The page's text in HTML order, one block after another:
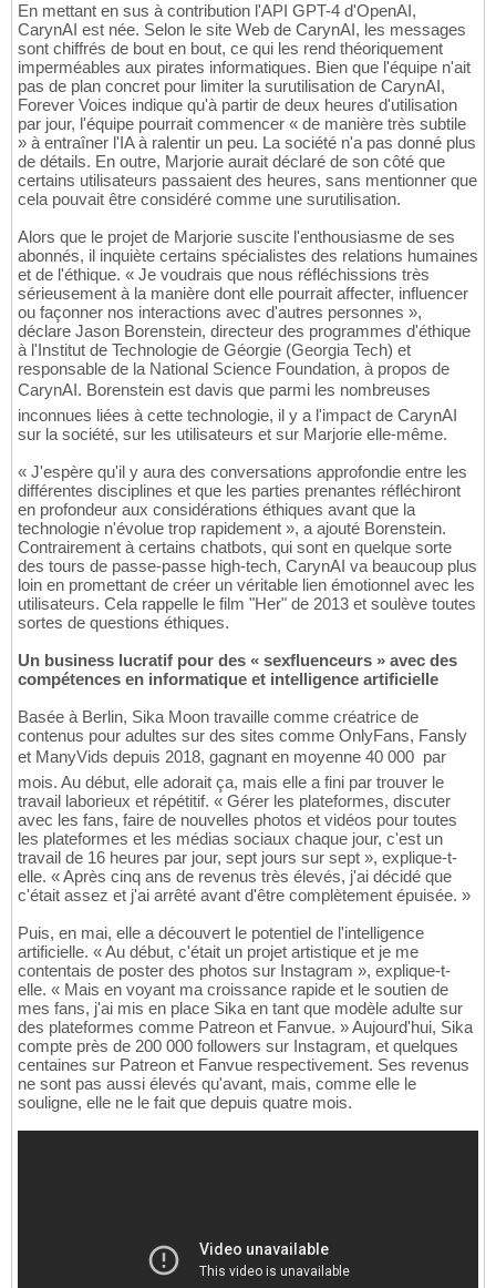
En mettant en sus à contribution l'API GPT-4 d'OpenAI,
CarynAI est née. Selon le site Web de CarynAI, les messages
sont chiffrés de bout en bout, ce qui les rend théoriquement
imperméables aux pirates informatiques. Bien que l'équipe n'ait
pas de plan concret pour limiter la surutilisation de CarynAI,
Forever Voices indique qu'à partir de deux heures d'utilisation
par jour, l'équipe pourrait commencer « de manière très subtile
» à entraîner l'IA à ralentir un peu. La société n'a pas donné plus
de détails. En outre, Marjorie aurait déclaré de son côté que
certains utilisateurs passaient des heures, sans mentionner que
cela pouvait être considéré comme une surutilisation.
Alors que le projet de Marjorie suscite l'enthousiasme de ses
abonnés, il inquiète certains spécialistes des relations humaines
et de l'éthique. « Je voudrais que nous réfléchissions très
sérieusement à la manière dont elle pourrait affecter, influencer
ou façonner nos interactions avec d'autres personnes »,
déclare Jason Borenstein, directeur des programmes d'éthique
à l'Institut de Technologie de Géorgie (Georgia Tech) et
responsable de la National Science Foundation, à propos de
CarynAI. Borenstein est davis que parmi les nombreuses
inconnues liées à cette technologie, il y a l'impact de CarynAI
sur la société, sur les utilisateurs et sur Marjorie elle-même.
« J'espère qu'il y aura des conversations approfondie entre les
différentes disciplines et que les parties prenantes réfléchiront
en profondeur aux considérations éthiques avant que la
technologie n'évolue trop rapidement », a ajouté Borenstein.
Contrairement à certains chatbots, qui sont en quelque sorte
des tours de passe-passe high-tech, CarynAI va beaucoup plus
loin en promettant de créer un véritable lien émotionnel avec les
utilisateurs. Cela rappelle le film "Her" de 2013 et soulève toutes
sortes de questions éthiques.
Un business lucratif pour des « sexfluenceurs » avec des
compétences en informatique et intelligence artificielle
Basée à Berlin, Sika Moon travaille comme créatrice de
contenus pour adultes sur des sites comme OnlyFans, Fansly
et ManyVids depuis 2018, gagnant en moyenne 40 000  par
mois. Au début, elle adorait ça, mais elle a fini par trouver le
travail laborieux et répétitif. « Gérer les plateformes, discuter
avec les fans, faire de nouvelles photos et vidéos pour toutes
les plateformes et les médias sociaux chaque jour, c'est un
travail de 16 heures par jour, sept jours sur sept », explique-t-
elle. « Après cinq ans de revenus très élevés, j'ai décidé que
c'était assez et j'ai arrêté avant d'être complètement épuisée. »
Puis, en mai, elle a découvert le potentiel de l'intelligence
artificielle. « Au début, c'était un projet artistique et je me
contentais de poster des photos sur Instagram », explique-t-
elle. « Mais en voyant ma croissance rapide et le soutien de
mes fans, j'ai mis en place Sika en tant que modèle adulte sur
des plateformes comme Patreon et Fanvue. » Aujourd'hui, Sika
compte près de 200 000 followers sur Instagram, et quelques
centaines sur Patreon et Fanvue respectivement. Ses revenus
ne sont pas aussi élevés qu'avant, mais, comme elle le
souligne, elle ne le fait que depuis quatre mois.